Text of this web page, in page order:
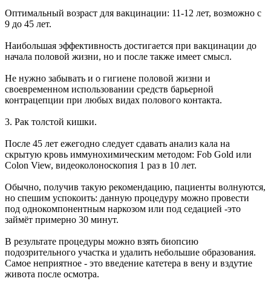
Оптимальный возраст для вакцинации: 11-12 лет, возможно с
9 до 45 лет.
Наибольшая эффективность достигается при вакцинации до
начала половой жизни, но и после также имеет смысл.
Не нужно забывать и о гигиене половой жизни и
своевременном использовании средств барьерной
контрацепции при любых видах полового контакта.
3. Рак толстой кишки.
После 45 лет ежегодно следует сдавать анализ кала на
скрытую кровь иммунохимическим методом: Fob Gold или
Colon View, видеоколоноскопия 1 раз в 10 лет.
Обычно, получив такую рекомендацию, пациенты волнуются,
но спешим успокоить: данную процедуру можно провести
под однокомпонентным наркозом или под седацией -это
займёт примерно 30 минут.
В результате процедуры можно взять биопсию
подозрительного участка и удалить небольшие образования.
Самое неприятное - это введение катетера в вену и вздутие
живота после осмотра.